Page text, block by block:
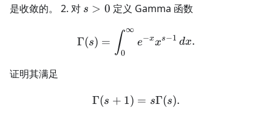
是收敛的。 2. 对 s>0
s > 0 定义 Gamma 函数
Γ(s) = ∫0
∞
e−xxs−1 dx.
证明其满足
Γ(s + 1) = sΓ(s).